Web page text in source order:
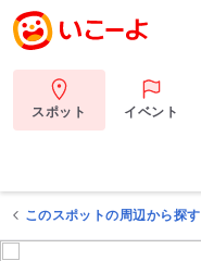
スポット イベント
このスポットの周辺から探す